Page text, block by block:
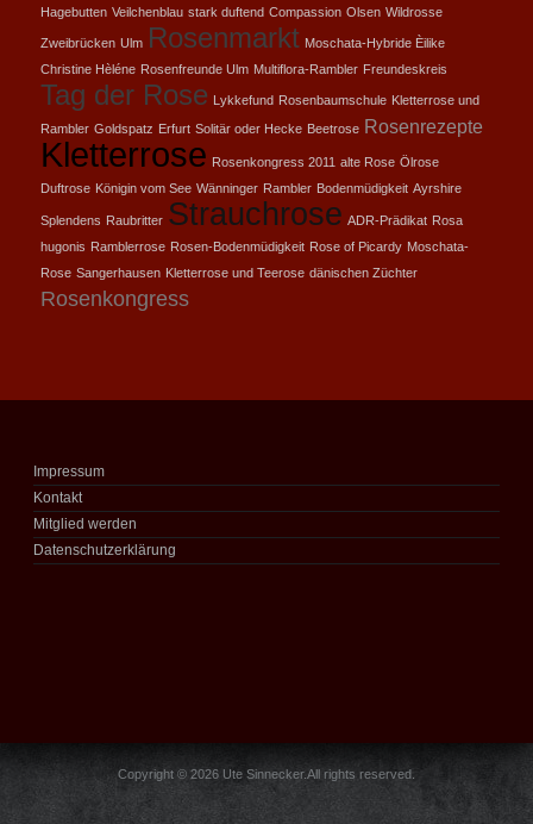
Hagebutten Veilchenblau stark duftend Compassion Olsen Wildrosse
Zweibrücken Ulm Rosenmarkt Moschata-Hybride Èilike
Christine Hèléne Rosenfreunde Ulm Multiflora-Rambler Freundeskreis
Tag der Rose Lykkefund Rosenbaumschule Kletterrose und
Rambler Goldspatz Erfurt Solitär oder Hecke Beetrose Rosenrezepte
Kletterrose Rosenkongress 2011 alte Rose Ölrose
Duftrose Königin vom See Wänninger Rambler Bodenmüdigkeit Ayrshire
Splendens Raubritter Strauchrose ADR-Prädikat Rosa
hugonis Ramblerrose Rosen-Bodenmüdigkeit Rose of Picardy Moschata-
Rose Sangerhausen Kletterrose und Teerose dänischen Züchter
Rosenkongress
Impressum
Kontakt
Mitglied werden
Datenschutzerklärung
Copyright © 2026 Ute Sinnecker.All rights reserved.